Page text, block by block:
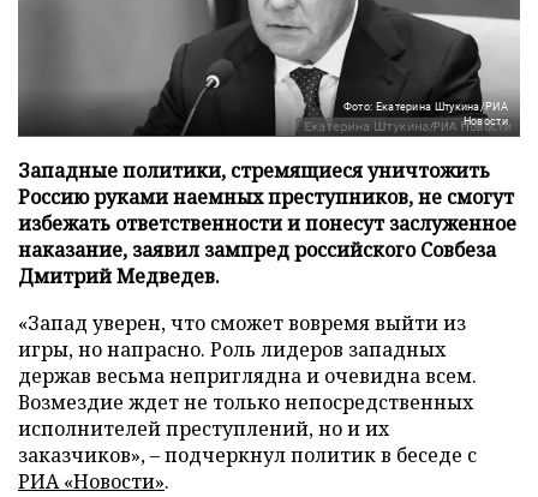
Фото: Екатерина Штукина/РИА
Новости
Западные политики, стремящиеся уничтожить
Россию руками наемных преступников, не смогут
избежать ответственности и понесут заслуженное
наказание, заявил зампред российского Совбеза
Дмитрий Медведев.
«Запад уверен, что сможет вовремя выйти из
игры, но напрасно. Роль лидеров западных
держав весьма неприглядна и очевидна всем.
Возмездие ждет не только непосредственных
исполнителей преступлений, но и их
заказчиков», – подчеркнул политик в беседе с
РИА «Новости».